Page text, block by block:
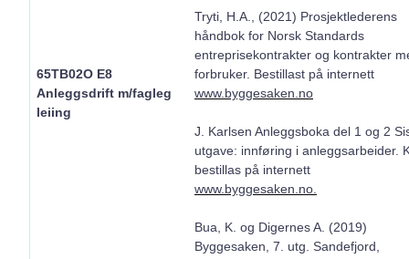
65TB02O E8
Anleggsdrift m/fagleg
leiing
Tryti, H.A., (2021) Prosjektlederens
håndbok for Norsk Standards
entreprisekontrakter og kontrakter
forbruker. Bestillast på internett
www.byggesaken.no
J. Karlsen Anleggsboka del 1 og 2
utgave: innføring i anleggsarbeider.
bestillas på internett
www.byggesaken.no.
Bua, K. og Digernes A. (2019)
Byggesaken, 7. utg. Sandefjord,